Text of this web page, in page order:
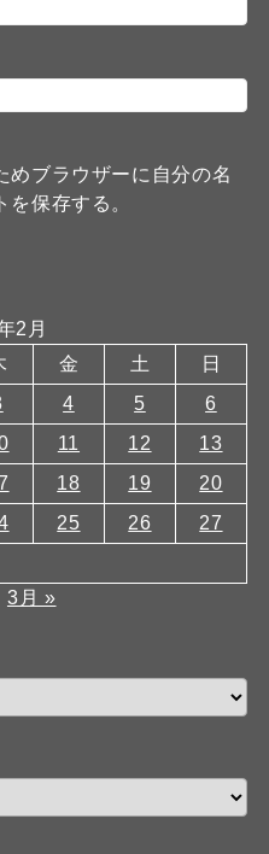
めブラウザーに自分の名
保存する。
2月
金 土
日
4 5
6
11 12
13
18 19
20
25 26
27
3月 »